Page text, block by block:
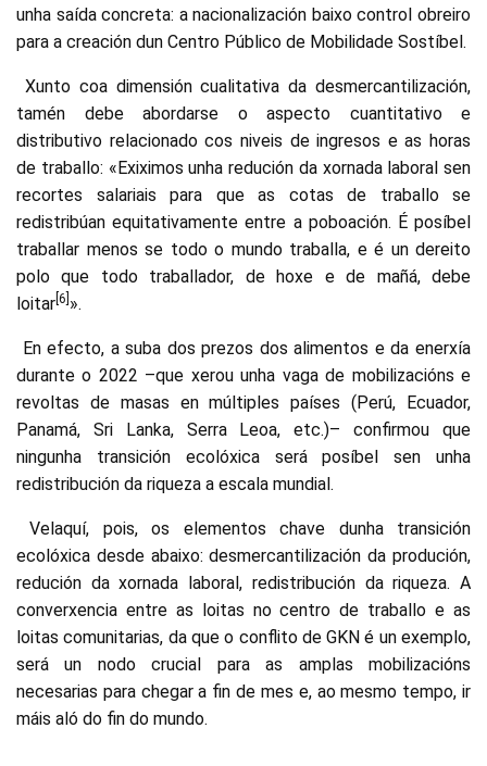
unha saída concreta: a nacionalización baixo control obreiro
para a creación dun Centro Público de Mobilidade Sostíbel.
Xunto coa dimensión cualitativa da desmercantilización,
tamén debe abordarse o aspecto cuantitativo e
distributivo relacionado cos niveis de ingresos e as horas
de traballo: «Exiximos unha redución da xornada laboral sen
recortes salariais para que as cotas de traballo se
redistribúan equitativamente entre a poboación. É posíbel
traballar menos se todo o mundo traballa, e é un dereito
polo que todo traballador, de hoxe e de mañá, debe
loitar [6] ».
En efecto, a suba dos prezos dos alimentos e da enerxía
durante o 2022 –que xerou unha vaga de mobilizacións e
revoltas de masas en múltiples países (Perú, Ecuador,
Panamá, Sri Lanka, Serra Leoa, etc.)– confirmou que
ningunha transición ecolóxica será posíbel sen unha
redistribución da riqueza a escala mundial.
Velaquí, pois, os elementos chave dunha transición
ecolóxica desde abaixo: desmercantilización da produción,
redución da xornada laboral, redistribución da riqueza. A
converxencia entre as loitas no centro de traballo e as
loitas comunitarias, da que o conflito de GKN é un exemplo,
será un nodo crucial para as amplas mobilizacións
necesarias para chegar a fin de mes e, ao mesmo tempo, ir
máis aló do fin do mundo.